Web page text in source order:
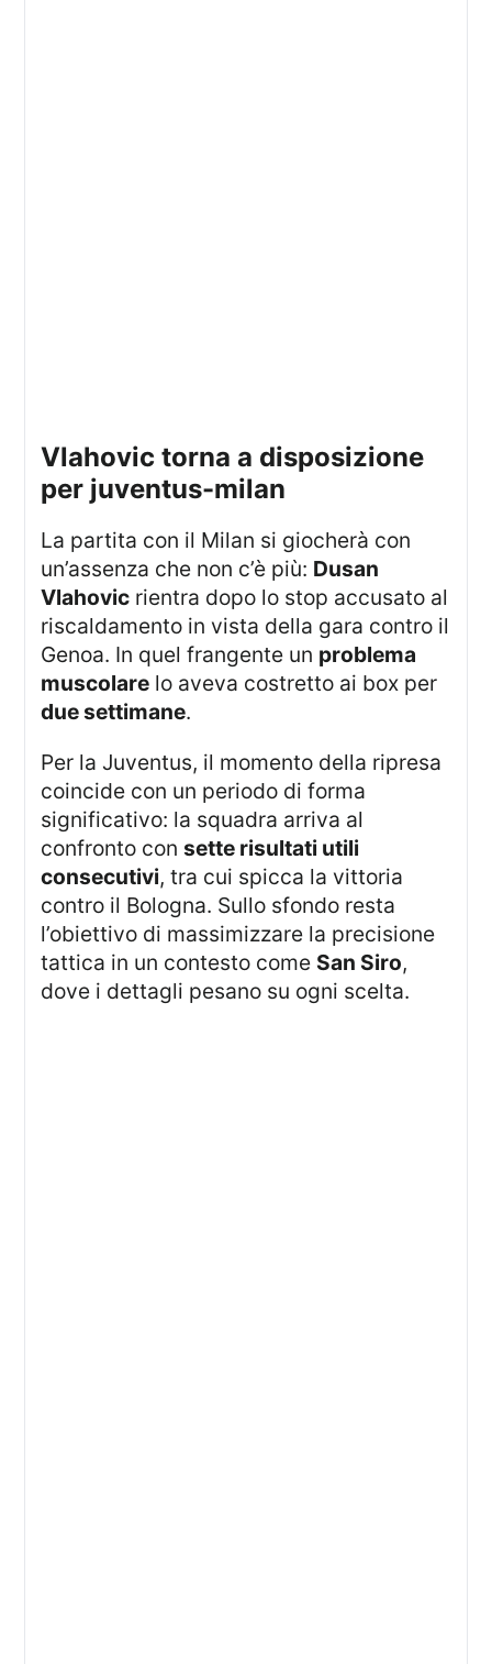
vlahovic torna a disposizione
per juventus-milan
La partita con il Milan si giocherà con
un’assenza che non c’è più: Dusan
Vlahovic rientra dopo lo stop accusato al
riscaldamento in vista della gara contro il
Genoa. In quel frangente un problema
muscolare lo aveva costretto ai box per
due settimane.
Per la Juventus, il momento della ripresa
coincide con un periodo di forma
significativo: la squadra arriva al
confronto consette risultati utili
consecutivi, tra cui spicca la vittoria
contro il Bologna. Sullo sfondo resta
l’obiettivo di massimizzare la precisione
tattica in un contesto come San Siro,
dove i dettagli pesano su ogni scelta.